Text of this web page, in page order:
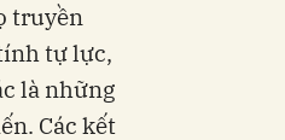
truyền
tự lực,
là những
Các kết